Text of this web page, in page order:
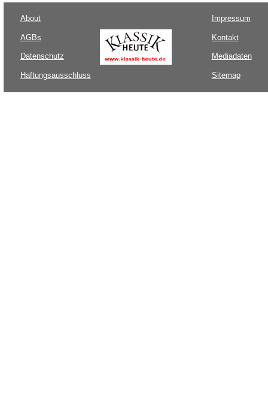
About
AGBs
Datenschutz
Haftungsausschluss
Impressum
Kontakt
Mediadaten
Sitemap